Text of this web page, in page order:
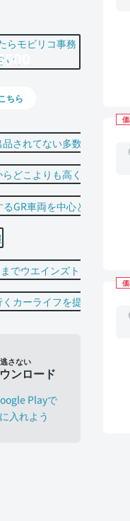
ちら
さない
ンロード